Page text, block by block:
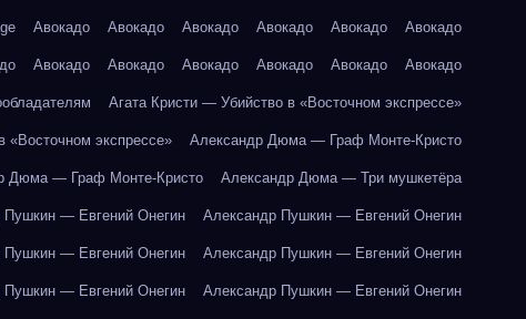
Авокадо Авокадо Авокадо Авокадо Авокадо Авокадо
Авокадо Авокадо Авокадо Авокадо Авокадо Авокадо
Агата Кристи — Убийство в «Восточном экспрессе»
«Восточном экспрессе» Александр Дюма — Граф Монте-Кристо
Дюма — Граф Монте-Кристо Александр Дюма — Три мушкетёра
Пушкин — Евгений Онегин Александр Пушкин — Евгений Онегин
Пушкин — Евгений Онегин Александр Пушкин — Евгений Онегин
Пушкин — Евгений Онегин Александр Пушкин — Евгений Онегин